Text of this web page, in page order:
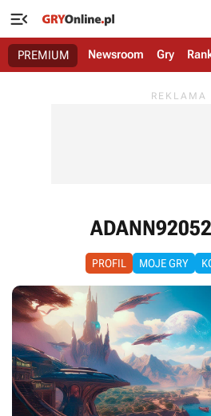

PREMIUM Newsroom Gry
PROFIL MOJE GRY